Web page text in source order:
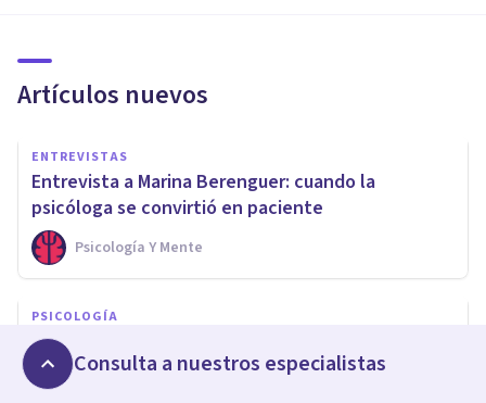
Artículos nuevos
ENTREVISTAS
Entrevista a Marina Berenguer: cuando la
psicóloga se convirtió en paciente
Psicología Y Mente
PSICOLOGÍA
TDAH, Trauma Complejo y TLP: el solapamiento
clínico de las tres “T”
Consulta a nuestros especialistas